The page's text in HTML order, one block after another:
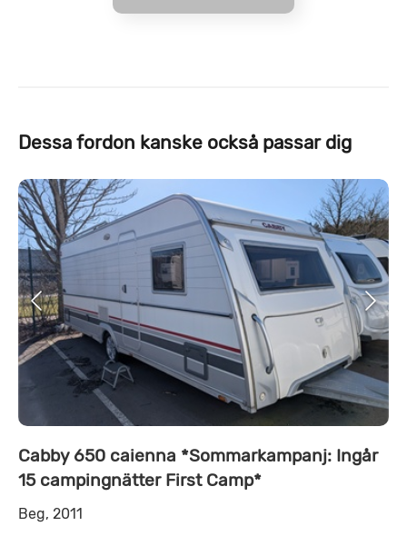
Dessa fordon kanske också passar dig
Cabby 650 caienna *Sommarkampanj: Ingår
15 campingnätter First Camp*
Beg, 2011